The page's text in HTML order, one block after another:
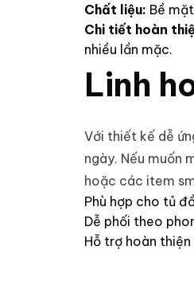
Chất liệu: Bề
Chi tiết hoàn
nhiều lần mặc.
Linh
Với thiết kế dễ
ngày. Nếu muốn
hoặc các item
Phù hợp cho tủ
Dễ phối theo
Hỗ trợ hoàn